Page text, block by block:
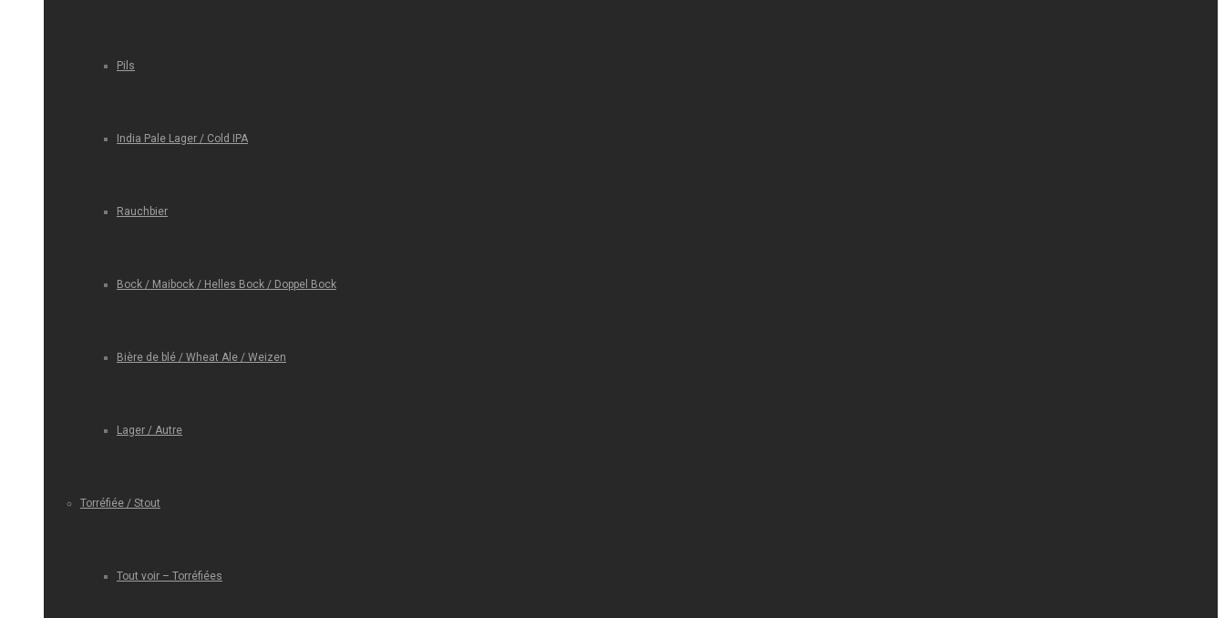
Pils
India Pale Lager / Cold IPA
Rauchbier
Bock / Maibock / Helles Bock / Doppel Bock
Bière de blé / Wheat Ale / Weizen
Lager / Autre
Torréfiée / Stout
Tout voir – Torréfiées